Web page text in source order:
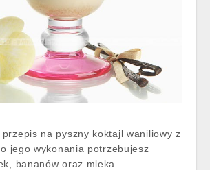
na pyszny koktajl waniliowy z
jego wykonania potrzebujesz
bananów oraz mleka